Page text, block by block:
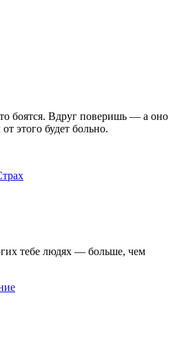
боятся. Вдруг поверишь — а оно
этого будет больно.
тебе людях — больше, чем